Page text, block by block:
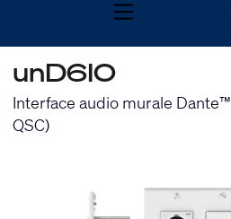
MENU
QSYS.com (English)
India (English)
Deutsch
Español
Français
unD6IO
Interface audio murale
QSC)